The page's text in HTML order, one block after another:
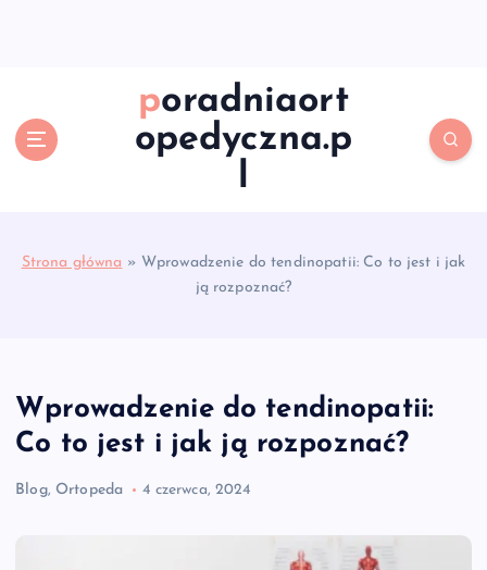
poradniaort
opedyczna.p
l
Strona główna » Wprowadzenie do tendinopatii: Co to jest i jak
ją rozpoznać?
Wprowadzenie do tendinopatii:
Co to jest i jak ją rozpoznać?
Blog, Ortopeda 4 czerwca, 2024